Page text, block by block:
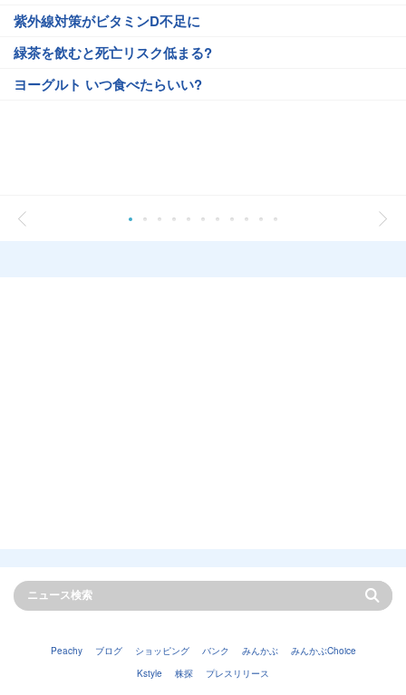
紫外線対策がビタミンD不足に
緑茶を飲むと死亡リスク低まる?
ヨーグルト いつ食べたらいい?
Peachy ブログ ショッピング バンク みんかぶ
みんかぶChoice
Kstyle
株探 プレスリリース